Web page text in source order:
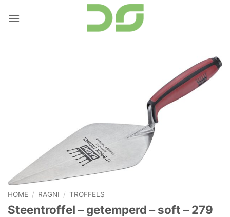
naar
HOME / RAGNI / TROFFELS
Steentroffel – getemperd – soft – 279